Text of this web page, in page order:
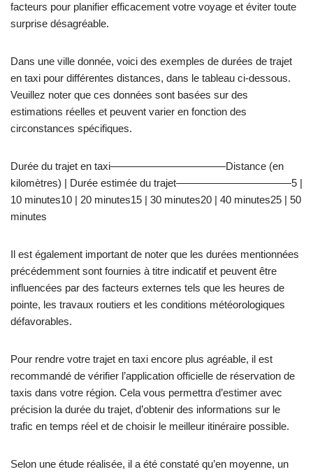
facteurs pour planifier efficacement votre voyage et éviter toute
surprise désagréable.
Dans une ville donnée, voici des exemples de durées de trajet
en taxi pour différentes distances, dans le tableau ci-dessous.
Veuillez noter que ces données sont basées sur des
estimations réelles et peuvent varier en fonction des
circonstances spécifiques.
Durée du trajet en taxi———————————Distance (en
kilomètres) | Durée estimée du trajet———————————5 |
10 minutes10 | 20 minutes15 | 30 minutes20 | 40 minutes25 | 50
minutes
Il est également important de noter que les durées mentionnées
précédemment sont fournies à titre indicatif et peuvent être
influencées par des facteurs externes tels que les heures de
pointe, les travaux routiers et les conditions météorologiques
défavorables.
Pour rendre votre trajet en taxi encore plus agréable, il est
recommandé de vérifier l’application officielle de réservation de
taxis dans votre région. Cela vous permettra d’estimer avec
précision la durée du trajet, d’obtenir des informations sur le
trafic en temps réel et de choisir le meilleur itinéraire possible.
Selon une étude réalisée, il a été constaté qu’en moyenne, un